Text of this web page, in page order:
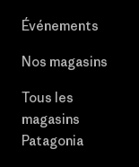
Événements
Nos magasins
Tous les
magasins
Patagonia